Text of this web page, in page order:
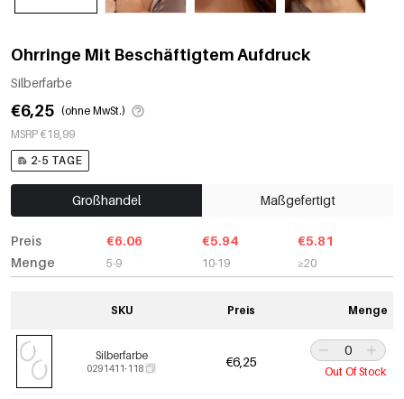
Ohrringe Mit Beschäftigtem Aufdruck
Silberfarbe
€6,25 (ohne MwSt.)
MSRP €18,99
2-5 TAGE
Großhandel Maßgefertigt
Preis
Menge
€6.06
5-9
€5.94
10-19
€5.81
≥20
SKU Preis Menge
Silberfarbe
0291411-118 €6,25
Out Of Stock